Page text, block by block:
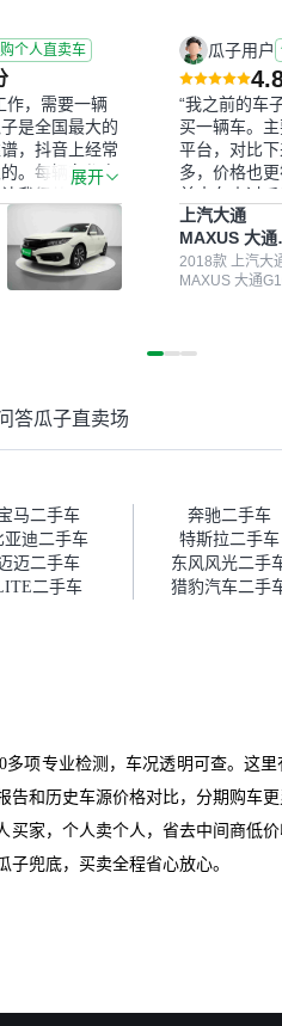
个人直卖车
作，需要一辆
是全国最大的
，抖音上经常
。每辆车都有
我很放心。去
一张嘴，不敢
域，白色，过
符合，虽然价
高一点，但瓜
，车况也有检
展开
瓜子用户
“我之前的车
买一辆车。
平台，对比
多，价格也
前卖车来过
成，但APP
是大平台，整
终买了一台
车，公里数9
捷，其他平台
障。”
上汽大通
MAXUS 大通
G10
2018款 上汽大
MAXUS 大通
答瓜子直卖场
马二手车 奔驰二手车
亚迪二手车 特斯拉二手车
迈二手车 东风风光二手
二手车 猎豹汽车二手
项专业检测，车况透明可查。这
和历史车源价格对比，分期购车更
买家，个人卖个人，省去中间商低
兜底，买卖全程省心放心。